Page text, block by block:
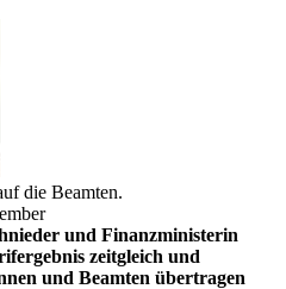
die Beamten.
und Finanzministerin
zeitgleich und
und Beamten übertragen